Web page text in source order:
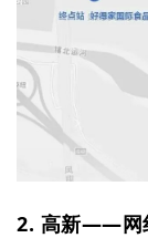
2. 高新——网